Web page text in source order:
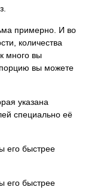
примерно. И во
количества
много вы
вы можете
указана
специально её
его быстрее
его быстрее